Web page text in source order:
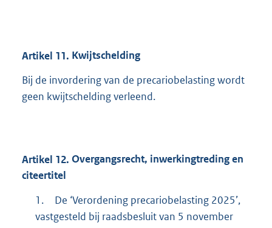
Artikel 11. Kwijtschelding
Bij de invordering van de precariobelasting wordt
geen kwijtschelding verleend.
Artikel 12. Overgangsrecht, inwerkingtreding en
citeertitel
1.
De ‘Verordening precariobelasting 2025’,
vastgesteld bij raadsbesluit van 5 november